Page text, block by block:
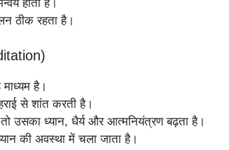
होता है।
ठीक रहता है।
है।
से शांत करती है।
उसका ध्यान, धैर्य और आत्मनियंत्रण बढ़ता है।
की अवस्था में चला जाता है।